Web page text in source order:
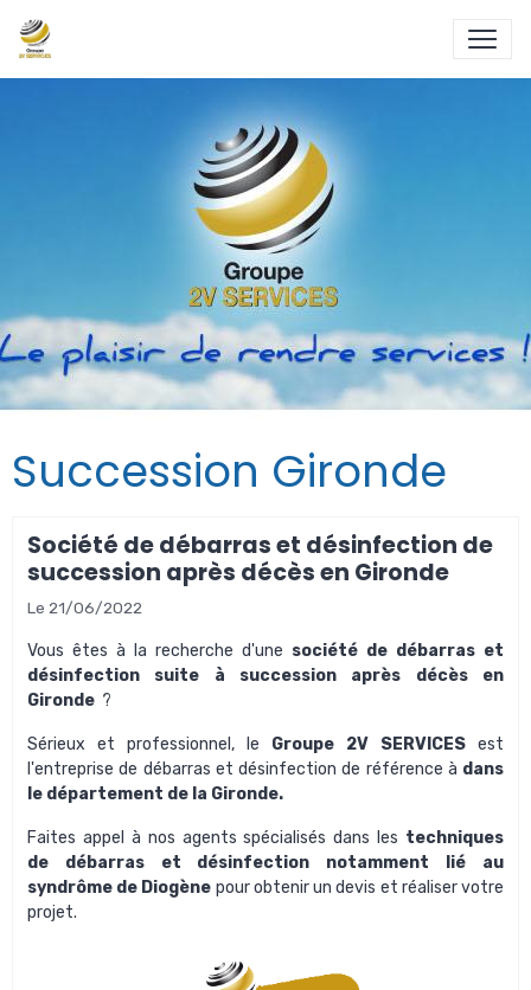
Succession Gironde
Société de débarras et désinfection de
succession après décès en Gironde
Le 21/06/2022
Vous êtes à la recherche d'une société de débarras et
désinfection suite à succession après décès en
Gironde ?
Sérieux et professionnel, le Groupe 2V SERVICES est
l'entreprise de débarras et désinfection de référence à dans
le département de la Gironde.
Faites appel à nos agents spécialisés dans les techniques
de débarras et désinfection notamment lié au
syndrôme de Diogène pour obtenir un devis et réaliser votre
projet.